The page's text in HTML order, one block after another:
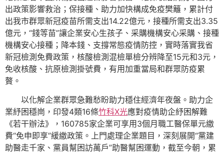
出政策影響救治；保接種、助力加快構成免疫樊籬，累計付
出我市群眾新冠疫苗所需支出14.22億元，接種所需支出3.35
億元，“錢等苗”讓企業安心生孩子、采購機構安心采購、接種
機構安心接種；降本錢、支撐常態疫情防控，實時落實我省
新冠檢測免費政策，核酸檢測混檢單檢分辨降至15元和3元，
免收核酸、抗原檢測掛號費，有用加重當局和群眾防疫累
贅。
以化解企業群眾急難愁盼助力穩住經濟年夜盤。助力企
業紓困穩崗，印發4類16條竹科X光應對疫情助企紓困解難
《若干辦法》，160785家企業可享用3個月職工醫保單元繳
費“免申即享”緩繳政策。上門處理企業題目，深刻展開“黨建
助醫走千家、黨員幫困訪萬戶”助醫幫困運動，截至今朝，累